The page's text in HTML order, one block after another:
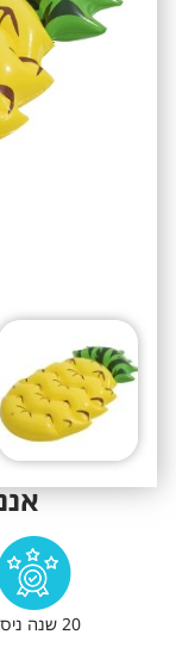
20 שנה ניסיון